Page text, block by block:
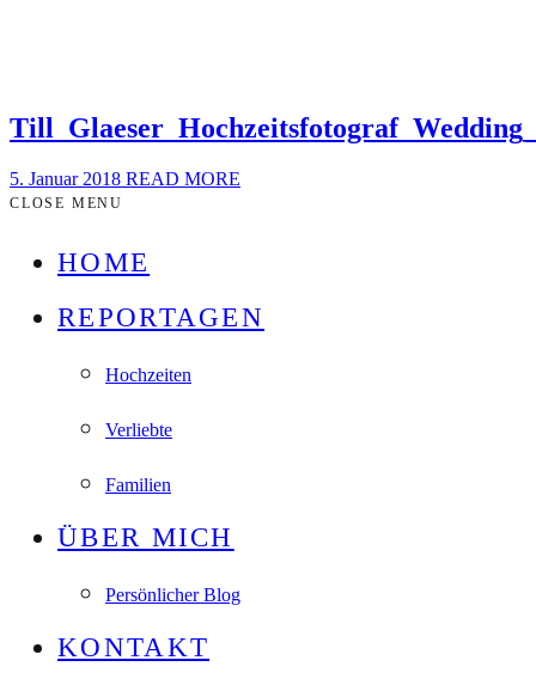
5. Januar 2018 READ MORE
CLOSE MENU
HOME
REPORTAGEN
Hochzeiten
Verliebte
Familien
ÜBER MICH
Persönlicher Blog
KONTAKT